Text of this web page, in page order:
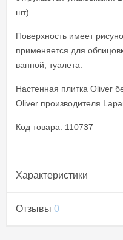
шт).
Поверхность имеет
применяется для
ванной, туалета.
Настенная плитка Oliver
Oliver производителя
Код товара: 110737
Характеристики
Отзывы 0